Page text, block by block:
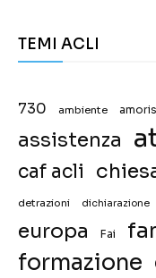
TEMI ACLI
730 ambiente
assistenza
caf acli
detrazioni dichiarazione
europa Fai
formazione